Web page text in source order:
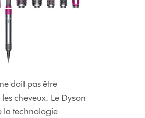
doit pas être
cheveux. Le Dyson
la technologie